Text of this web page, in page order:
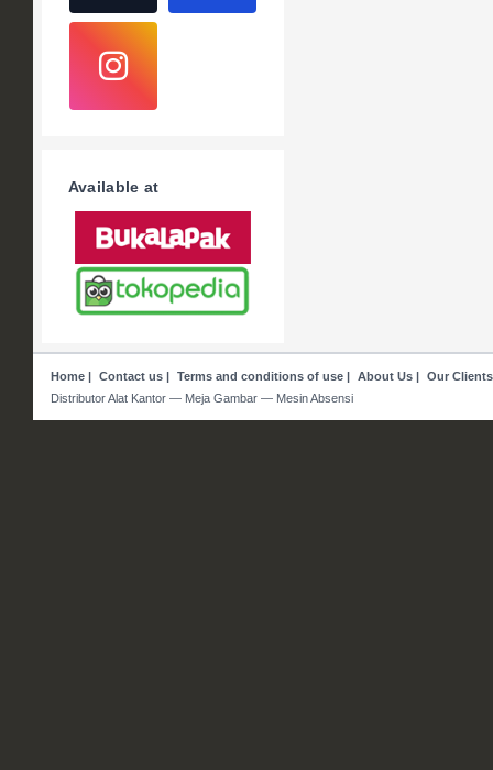
Available at
Home| Contact us| Terms and conditions of use| About Us| Our Clients
Distributor Alat Kantor — Meja Gambar — Mesin Absensi